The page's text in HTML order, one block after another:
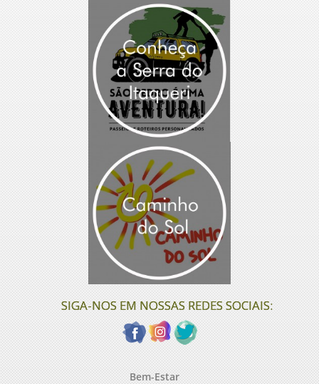
SIGA-NOS EM NOSSAS REDES SOCIAIS:
Bem-Estar